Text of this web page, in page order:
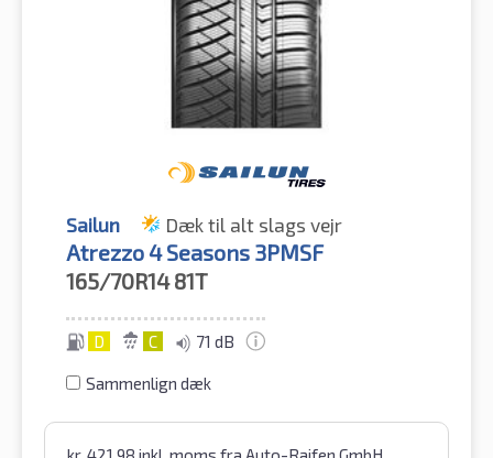
Sailun Dæk til alt slags vejr
Atrezzo 4 Seasons 3PMSF
165/70R14 81T
D C 71 dB
Sammenlign dæk